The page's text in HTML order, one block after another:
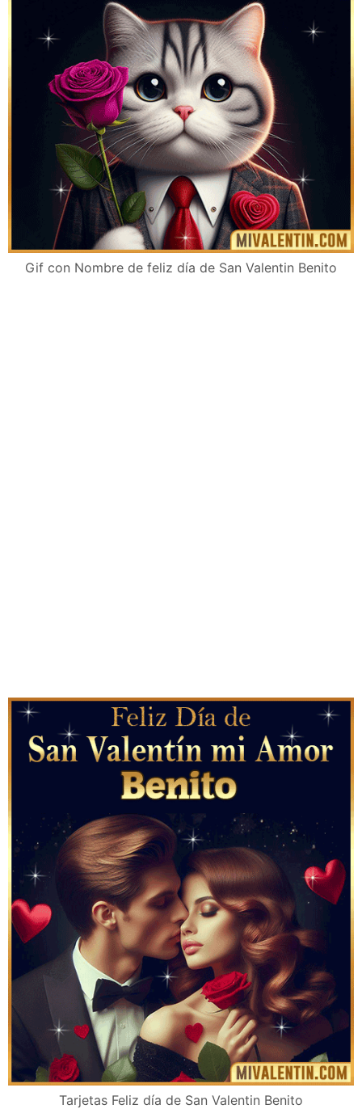
Gif con Nombre de feliz día de San Valentin Benito
Tarjetas Feliz día de San Valentin Benito